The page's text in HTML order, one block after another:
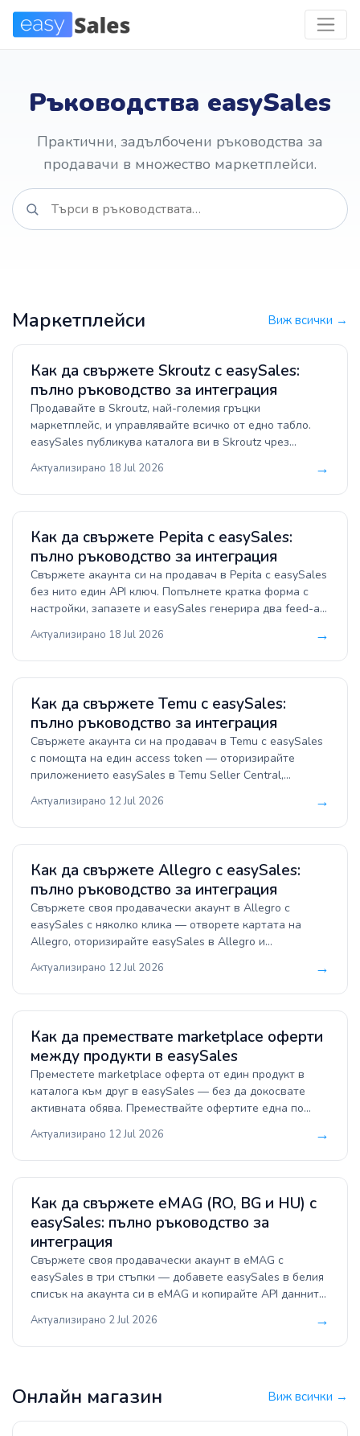
Ръководства easySales
Практични, задълбочени ръководства за
продавачи в множество маркетплейси.
Маркетплейси Виж всички →
Как да свържете Skroutz с easySales:
пълно ръководство за интеграция
Продавайте в Skroutz, най-големия гръцки
маркетплейс, и управлявайте всичко от едно табло.
easySales публикува каталога ви в Skroutz чрез
автоматично и връща обратно потвърждение,
проследяване и фактури с вашия Merchant API токен.
Това ръководство ви превежда през свързването на
Skroutz, публикуването на продуктите ви и
разбирането как работят поръчките, доставката и
фактурирането.
Актуализирано 18 Jul 2026 →
Как да свържете Pepita с easySales:
пълно ръководство за интеграция
Свържете акаунта си на продавач в Pepita с easySales
без нито един API ключ. Попълнете кратка форма с
настройки, запазете и easySales генерира два feed-а
Pepita, и orders URL, който връща поръчките от Pepita
обратно. Централизирайте поръчките от Pepita от
Унгария, Румъния, Полша, Словакия, Германия, Австрия,
България и Хърватия, фактурирайте ги и поддържайте
обявите, наличностите и цените си синхронизирани от
едно табло.
Актуализирано 18 Jul 2026 →
Как да свържете Temu с easySales:
пълно ръководство за интеграция
Свържете акаунта си на продавач в Temu с easySales
с помощта на един access token — оторизирайте
приложението easySales в Temu Seller Central,
easySales, след което го поставете и попълнете
настройките на акаунта. Централизирайте поръчките
от Temu от европейските си пазари, издавайте
фактури, купувайте етикети за доставка и
публикувайте каталога си като оферти, с наличности и
цени, поддържани в синхрон.
Актуализирано 12 Jul 2026 →
Как да свържете Allegro с easySales:
пълно ръководство за интеграция
Свържете своя продавачески акаунт в Allegro с
easySales с няколко клика — отворете картата на
Allegro, оторизирайте easySales в Allegro и
разработчик. Централизирайте поръчките от Allegro,
генерирайте фактури и товарителници и публикувайте
каталога си като оферти в Allegro със синхронизирани
наличности и цени.
Актуализирано 12 Jul 2026 →
Как да премествате marketplace оферти
между продукти в easySales
Преместете marketplace оферта от един продукт в
каталога към друг в easySales — без да докосвате
активната обява. Премествайте офертите една по
импорт.
Актуализирано 12 Jul 2026 →
Как да свържете eMAG (RO, BG и HU) с
easySales: пълно ръководство за
интеграция
Свържете своя продавачески акаунт в eMAG с
easySales в три стъпки — добавете easySales в белия
списък на акаунта си в eMAG и копирайте API данните
easySales, след което въведете данните и
настройките на акаунта. Централизирайте поръчките
като оферти с автоматично синхронизирани
Актуализирано 2 Jul 2026 →
Онлайн магазин Виж всички →